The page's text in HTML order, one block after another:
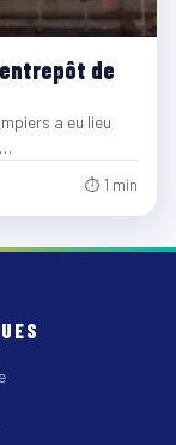
de
a eu lieu
⏱ 1 min